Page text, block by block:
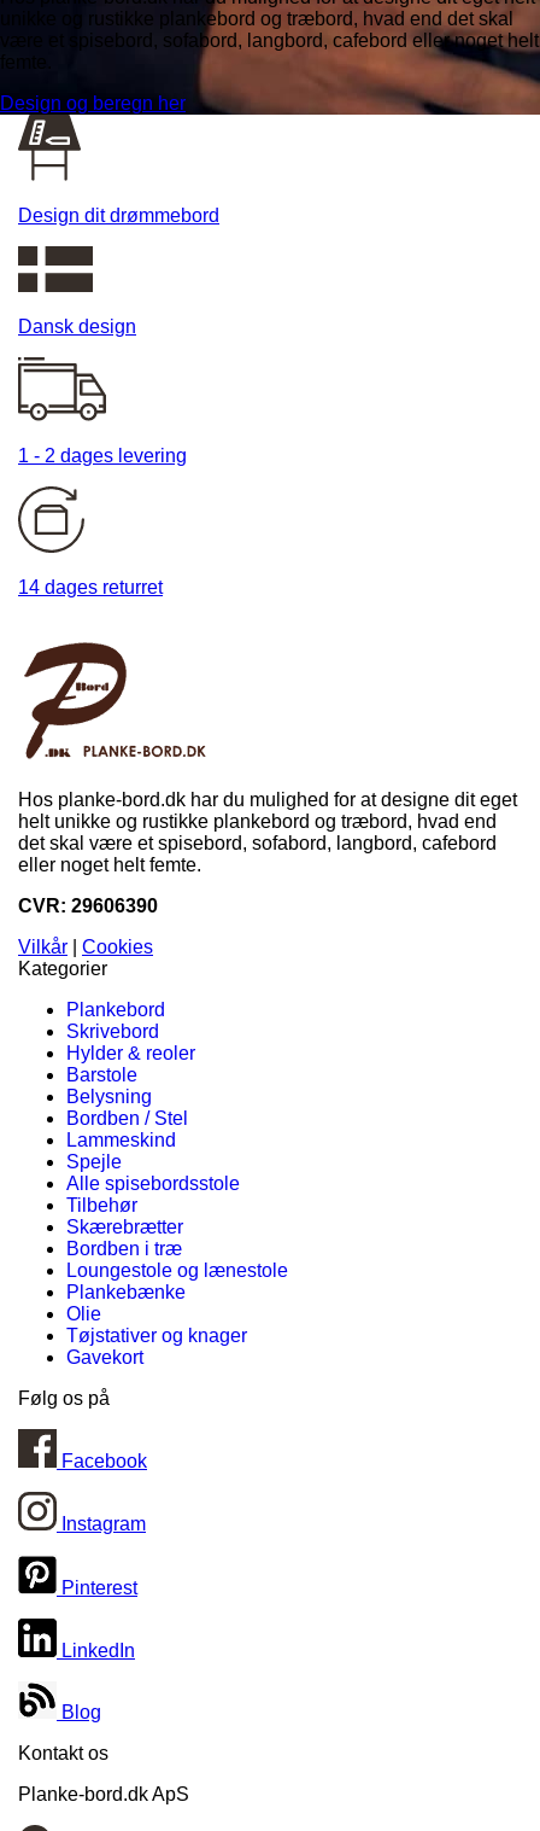
unikke og rustikke plankebord og træbord, hvad end det skal
være et spisebord, sofabord, langbord, cafebord eller noget helt
femte.
Design og beregn her
Design dit drømmebord
Dansk design
1 - 2 dages levering
14 dages returret
Hos planke-bord.dk har du mulighed for at designe dit eget
helt unikke og rustikke plankebord og træbord, hvad end
det skal være et spisebord, sofabord, langbord, cafebord
eller noget helt femte.
CVR: 29606390
Vilkår
Cookies
Kategorier
Plankebord
Skrivebord
Hylder & reoler
Barstole
Belysning
Bordben / Stel
Lammeskind
Spejle
Alle spisebordsstole
Tilbehør
Skærebrætter
Bordben i træ
Loungestole og lænestole
Plankebænke
Olie
Tøjstativer og knager
Gavekort
Følg os på
Facebook
Instagram
Pinterest
LinkedIn
Blog
Kontakt os
Planke-bord.dk ApS